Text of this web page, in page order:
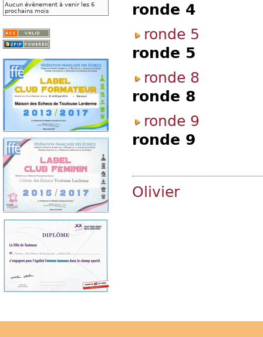
ronde 4
ronde 5
ronde 5
ronde 8
ronde 8
ronde 9
ronde 9
Olivier
Aucun évènement à venir les 6
prochains mois